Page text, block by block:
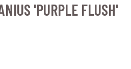
'PURPLE FLUSH'